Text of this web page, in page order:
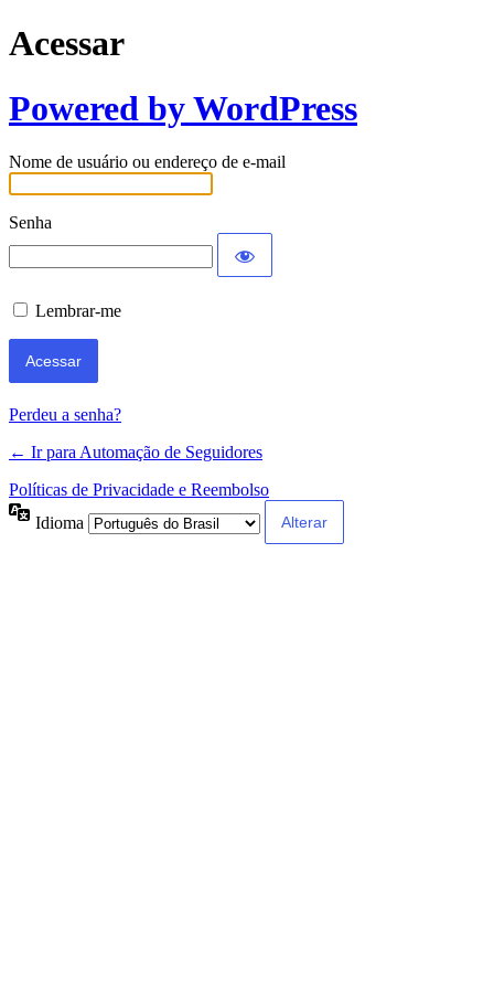
Acessar
Powered by WordPress
Nome de usuário ou endereço de e-mail
Senha
Lembrar-me
Perdeu a senha?
← Ir para Automação de Seguidores
Políticas de Privacidade e Reembolso
Idioma